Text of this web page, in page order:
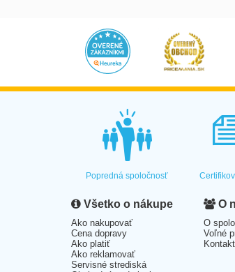
Popredná spoločnosť
Všetko o nákupe
Ako nakupovať
Cena dopravy
Ako platiť
Ako reklamovať
Servisné strediská
O
O
Voľné